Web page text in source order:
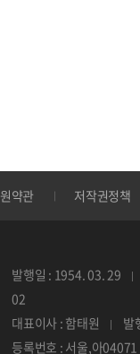
약관 저작권정책
발행일 : 1954. 03. 29
02
대표이사 : 함태원
발
등록번호 : 서울,아04071